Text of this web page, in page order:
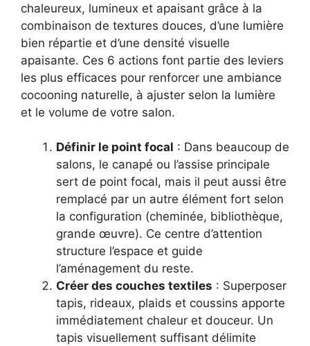
chaleureux, lumineux et apaisant grâce à la
combinaison de textures douces, d’une lumière
bien répartie et d’une densité visuelle
apaisante. Ces 6 actions font partie des leviers
les plus efficaces pour renforcer une ambiance
cocooning naturelle, à ajuster selon la lumière
et le volume de votre salon.
Définir le point focal : Dans beaucoup de
salons, le canapé ou l’assise principale
sert de point focal, mais il peut aussi être
remplacé par un autre élément fort selon
la configuration (cheminée, bibliothèque,
grande œuvre). Ce centre d’attention
structure l’espace et guide
l’aménagement du reste.
Créer des couches textiles : Superposer
tapis, rideaux, plaids et coussins apporte
immédiatement chaleur et douceur. Un
tapis visuellement suffisant délimite